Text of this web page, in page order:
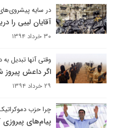
در سایه
آقایان لیبی را
۳۰ خرداد ۱۳۹۴
وقتی آنها تبدیل
اگر داعش پیروز
۲۹ خرداد ۱۳۹۴
چرا حزب
پیام‌های